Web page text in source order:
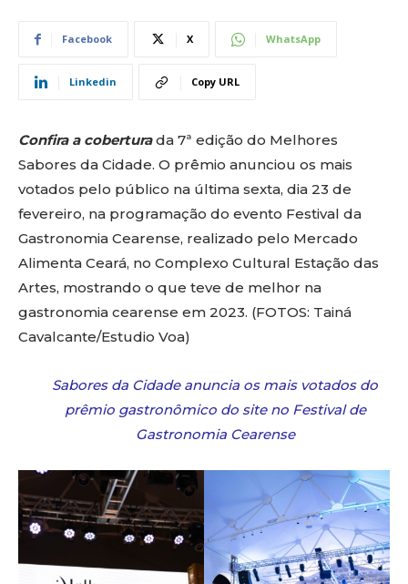
Facebook X WhatsApp
Linkedin Copy URL
Confira a coberturada 7ª edição do Melhores
Sabores da Cidade. O prêmio anunciou os mais
votados pelo público na última sexta, dia 23 de
fevereiro, na programação do evento Festival da
Gastronomia Cearense, realizado pelo Mercado
Alimenta Ceará, no Complexo Cultural Estação das
Artes, mostrando o que teve de melhor na
gastronomia cearense em 2023. (FOTOS: Tainá
Cavalcante/Estudio Voa)
Sabores da Cidade anuncia os mais votados do
prêmio gastronômico do site no Festival de
Gastronomia Cearense